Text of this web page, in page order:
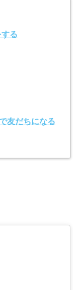
る
友だちになる